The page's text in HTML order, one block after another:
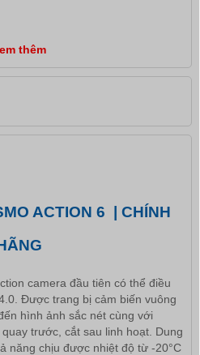
thêm
ACTION 6 | CHÍNH
camera đầu tiên có thể điều
Được trang bị cảm biến vuông
hình ảnh sắc nét cùng với
trước, cắt sau linh hoạt. Dung
năng chịu được nhiệt độ từ -20°C